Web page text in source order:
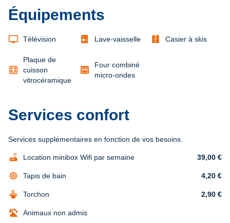
Équipements
tv Télévision Lave-vaisselle door_sliding Casier à skis
Plaque de
cuisson
vitrocéramique
Four combiné
micro-ondes
Services confort
Services supplémentaires en fonction de vos besoins.
router Location minibox Wifi par semaine 39,00 €
memory Tapis de bain 4,20 €
dry_cleaning Torchon 2,90 €
Animaux non admis